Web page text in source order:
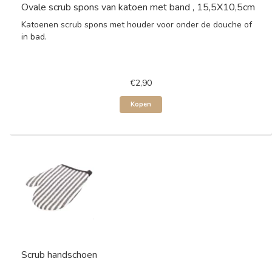
Ovale scrub spons van katoen met band , 15,5X10,5cm
Katoenen scrub spons met houder voor onder de douche of
in bad.
€2,90
Kopen
Scrub handschoen